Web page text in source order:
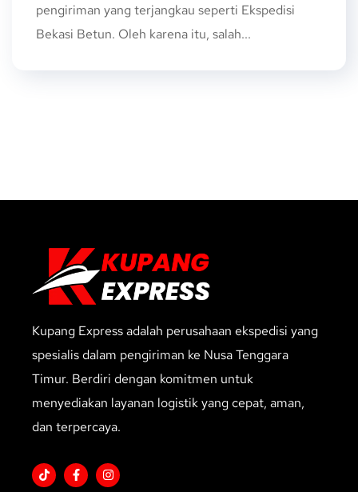
pengiriman yang terjangkau seperti Ekspedisi
Bekasi Betun. Oleh karena itu, salah...
Kupang Express adalah perusahaan ekspedisi yang
spesialis dalam pengiriman ke Nusa Tenggara
Timur. Berdiri dengan komitmen untuk
menyediakan layanan logistik yang cepat, aman,
dan terpercaya.